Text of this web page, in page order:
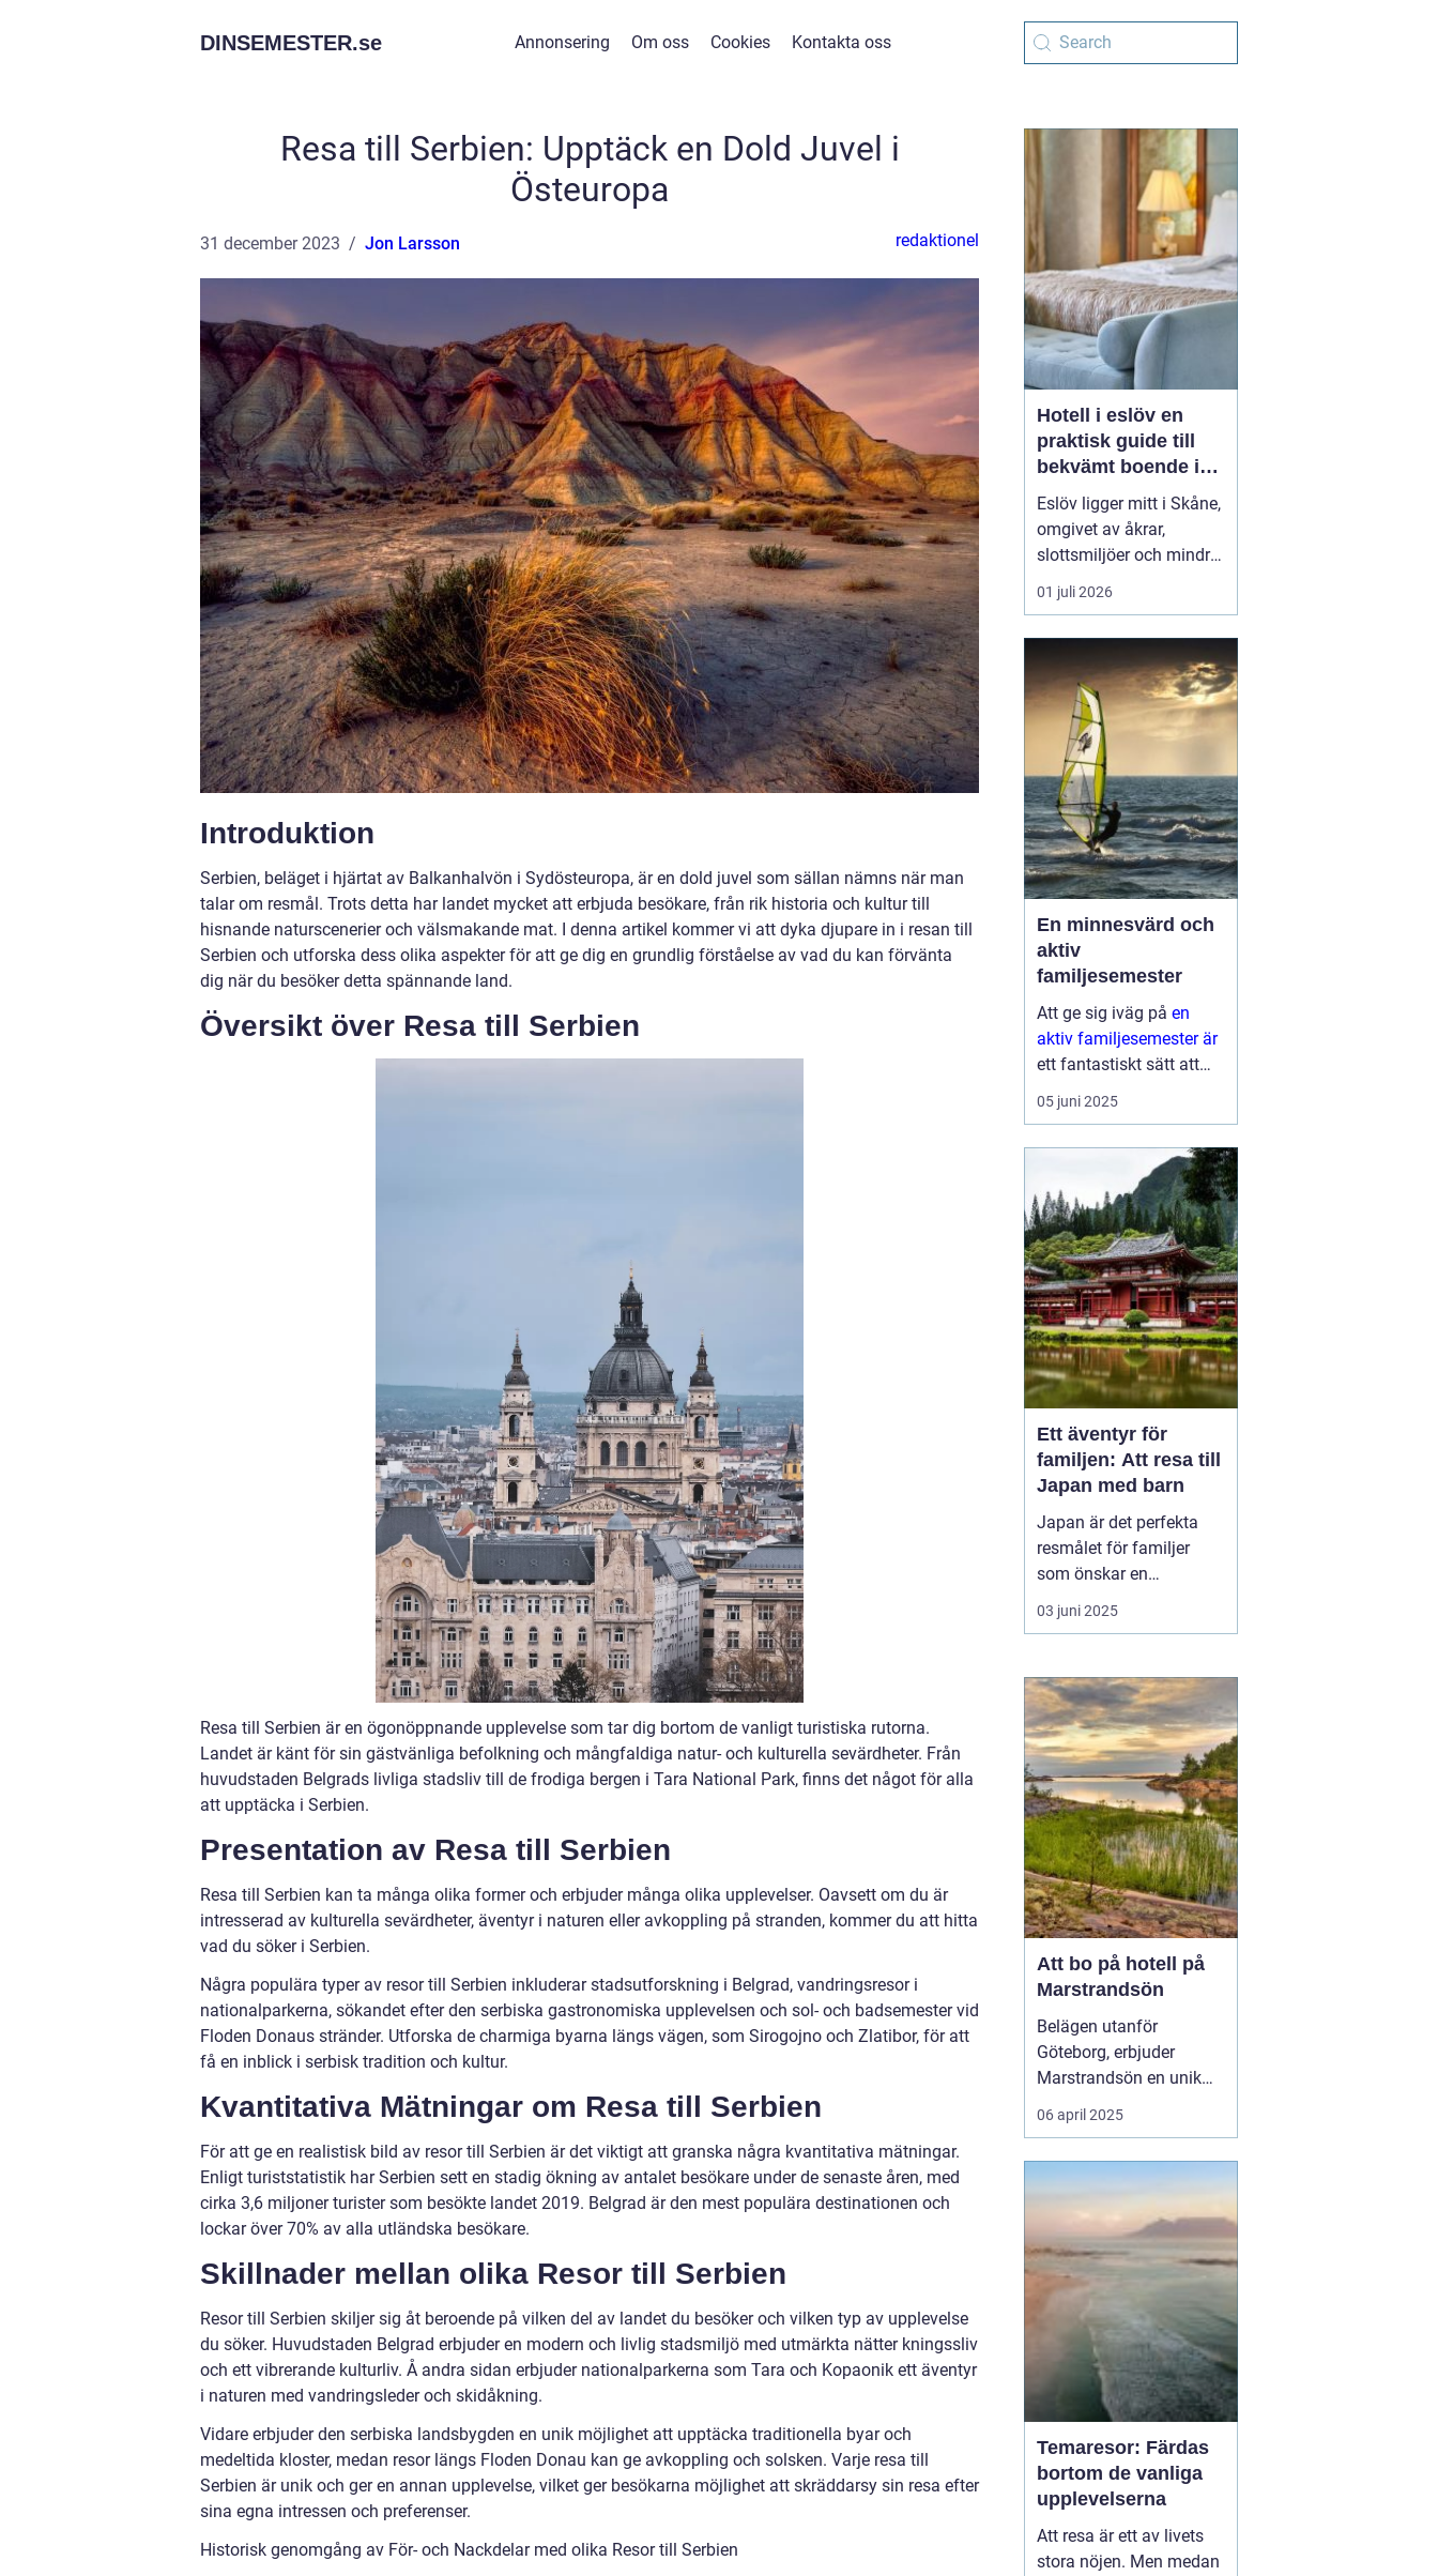
DINSEMESTER.se Annonsering Om oss Cookies Kontakta oss
Resa till Serbien: Upptäck en Dold Juvel i
Östeuropa
31 december 2023 Jon Larsson redaktionel
Introduktion
Serbien, beläget i hjärtat av Balkanhalvön i Sydösteuropa, är en dold juvel som sällan nämns när man
talar om resmål. Trots detta har landet mycket att erbjuda besökare, från rik historia och kultur till
hisnande naturscenerier och välsmakande mat. I denna artikel kommer vi att dyka djupare in i resan till
Serbien och utforska dess olika aspekter för att ge dig en grundlig förståelse av vad du kan förvänta
dig när du besöker detta spännande land.
Översikt över Resa till Serbien
Resa till Serbien är en ögonöppnande upplevelse som tar dig bortom de vanligt turistiska rutorna.
Landet är känt för sin gästvänliga befolkning och mångfaldiga natur- och kulturella sevärdheter. Från
huvudstaden Belgrads livliga stadsliv till de frodiga bergen i Tara National Park, finns det något för alla
att upptäcka i Serbien.
Presentation av Resa till Serbien
Resa till Serbien kan ta många olika former och erbjuder många olika upplevelser. Oavsett om du är
intresserad av kulturella sevärdheter, äventyr i naturen eller avkoppling på stranden, kommer du att hitta
vad du söker i Serbien.
Några populära typer av resor till Serbien inkluderar stadsutforskning i Belgrad, vandringsresor i
nationalparkerna, sökandet efter den serbiska gastronomiska upplevelsen och sol- och badsemester vid
Floden Donaus stränder. Utforska de charmiga byarna längs vägen, som Sirogojno och Zlatibor, för att
få en inblick i serbisk tradition och kultur.
Kvantitativa Mätningar om Resa till Serbien
För att ge en realistisk bild av resor till Serbien är det viktigt att granska några kvantitativa mätningar.
Enligt turiststatistik har Serbien sett en stadig ökning av antalet besökare under de senaste åren, med
cirka 3,6 miljoner turister som besökte landet 2019. Belgrad är den mest populära destinationen och
lockar över 70% av alla utländska besökare.
Skillnader mellan olika Resor till Serbien
Resor till Serbien skiljer sig åt beroende på vilken del av landet du besöker och vilken typ av upplevelse
du söker. Huvudstaden Belgrad erbjuder en modern och livlig stadsmiljö med utmärkta nätter kningssliv
och ett vibrerande kulturliv. Å andra sidan erbjuder nationalparkerna som Tara och Kopaonik ett äventyr
i naturen med vandringsleder och skidåkning.
Vidare erbjuder den serbiska landsbygden en unik möjlighet att upptäcka traditionella byar och
medeltida kloster, medan resor längs Floden Donau kan ge avkoppling och solsken. Varje resa till
Serbien är unik och ger en annan upplevelse, vilket ger besökarna möjlighet att skräddarsy sin resa efter
sina egna intressen och preferenser.
Historisk genomgång av För- och Nackdelar med olika Resor till Serbien
Hotell i eslöv en
praktisk guide till
bekvämt boende i
hjärtat av skåne
Eslöv ligger mitt i Skåne,
omgivet av åkrar,
slottsmiljöer och mindre
orter. Läget gör staden
till en smart bas för både
tåg når du snabbt Lund,
Malmö, Helsingborg och
Köpenhamn, och med bil
tar du dig lika smidigt
vidare ut på...
01 juli 2026
En minnesvärd och
aktiv
familjesemester
Att ge sig iväg på en
aktiv familjesemester är
ett fantastiskt sätt att
tillbringa tid med nära
och kära medan man
och platser. Det...
05 juni 2025
Ett äventyr för
familjen: Att resa till
Japan med barn
Japan är det perfekta
resmålet för familjer
som önskar en
kombination av
spännande kultur,
och moderna
underhållningsmöjlighet
er. Med sitt rykte som en
säker och ren
destination erbjuder...
03 juni 2025
Att bo på hotell på
Marstrandsön
Belägen utanför
Göteborg, erbjuder
Marstrandsön en unik
kombination av historia
och naturskönhet, vilket
resmål för turister från
hela världen. Med dess
charmiga a...
06 april 2025
Temaresor: Färdas
bortom de vanliga
upplevelserna
Att resa är ett av livets
stora nöjen. Men medan